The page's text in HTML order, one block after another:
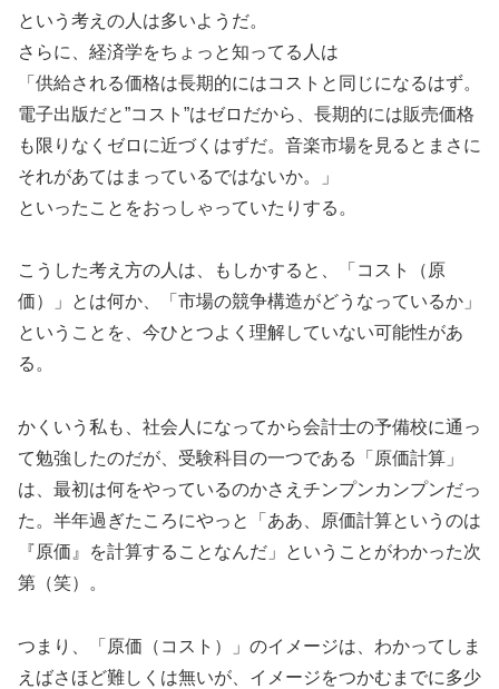
という考えの人は多いようだ。
さらに、経済学をちょっと知ってる人は
「供給される価格は長期的にはコストと同じになるはず。
電子出版だと”コスト”はゼロだから、長期的には販売価格
も限りなくゼロに近づくはずだ。音楽市場を見るとまさに
それがあてはまっているではないか。」
といったことをおっしゃっていたりする。
こうした考え方の人は、もしかすると、「コスト（原
価）」とは何か、「市場の競争構造がどうなっているか」
ということを、今ひとつよく理解していない可能性があ
る。
かくいう私も、社会人になってから会計士の予備校に通っ
て勉強したのだが、受験科目の一つである「原価計算」
は、最初は何をやっているのかさえチンプンカンプンだっ
た。半年過ぎたころにやっと「ああ、原価計算というのは
『原価』を計算することなんだ」ということがわかった次
第（笑）。
つまり、「原価（コスト）」のイメージは、わかってしま
えばさほど難しくは無いが、イメージをつかむまでに多少